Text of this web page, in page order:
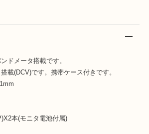
ドメータ搭載です。
載(DCV)です。携帯ケース付きです。
本(モニタ電池付属)